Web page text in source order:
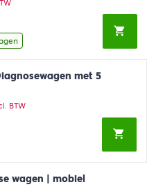
met 5
BTW
wagen | mobiel